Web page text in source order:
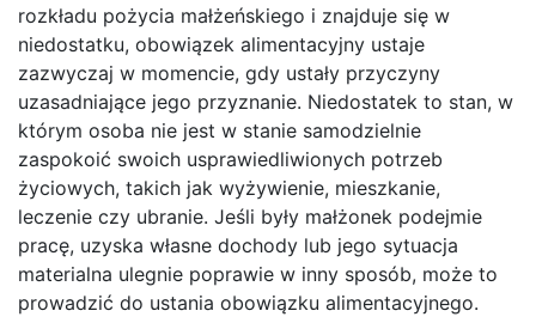
rozkładu pożycia małżeńskiego i znajduje się w
niedostatku, obowiązek alimentacyjny ustaje
zazwyczaj w momencie, gdy ustały przyczyny
uzasadniające jego przyznanie. Niedostatek to stan, w
którym osoba nie jest w stanie samodzielnie
zaspokoić swoich usprawiedliwionych potrzeb
życiowych, takich jak wyżywienie, mieszkanie,
leczenie czy ubranie. Jeśli były małżonek podejmie
pracę, uzyska własne dochody lub jego sytuacja
materialna ulegnie poprawie w inny sposób, może to
prowadzić do ustania obowiązku alimentacyjnego.